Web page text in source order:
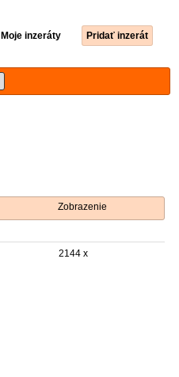
Moje inzeráty Pridať inzerát
Zobrazenie
2144 x